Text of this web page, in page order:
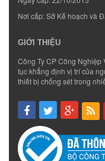
Nơi cấp: Sở Kế hoạch và
GIỚI THIỆU
Công Ty CP Công
tục khẳng định vị trí của
thiết bị chống sét trong